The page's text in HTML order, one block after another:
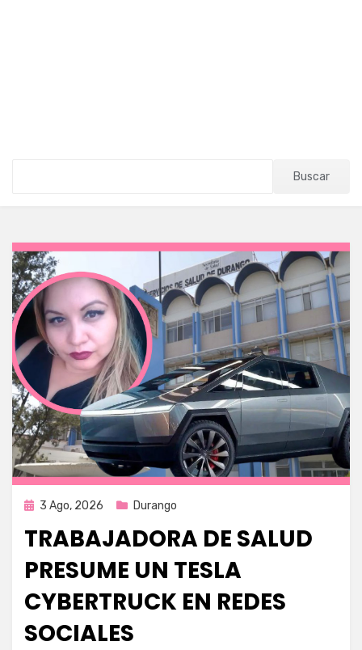
Buscar
Publicada
3 Ago, 2026 Durango
TRABAJADORA DE SALUD
PRESUME UN TESLA
CYBERTRUCK EN REDES
SOCIALES